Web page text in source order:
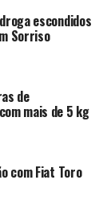
escondidos
Sorriso
de
mais de 5 kg
com Fiat Toro